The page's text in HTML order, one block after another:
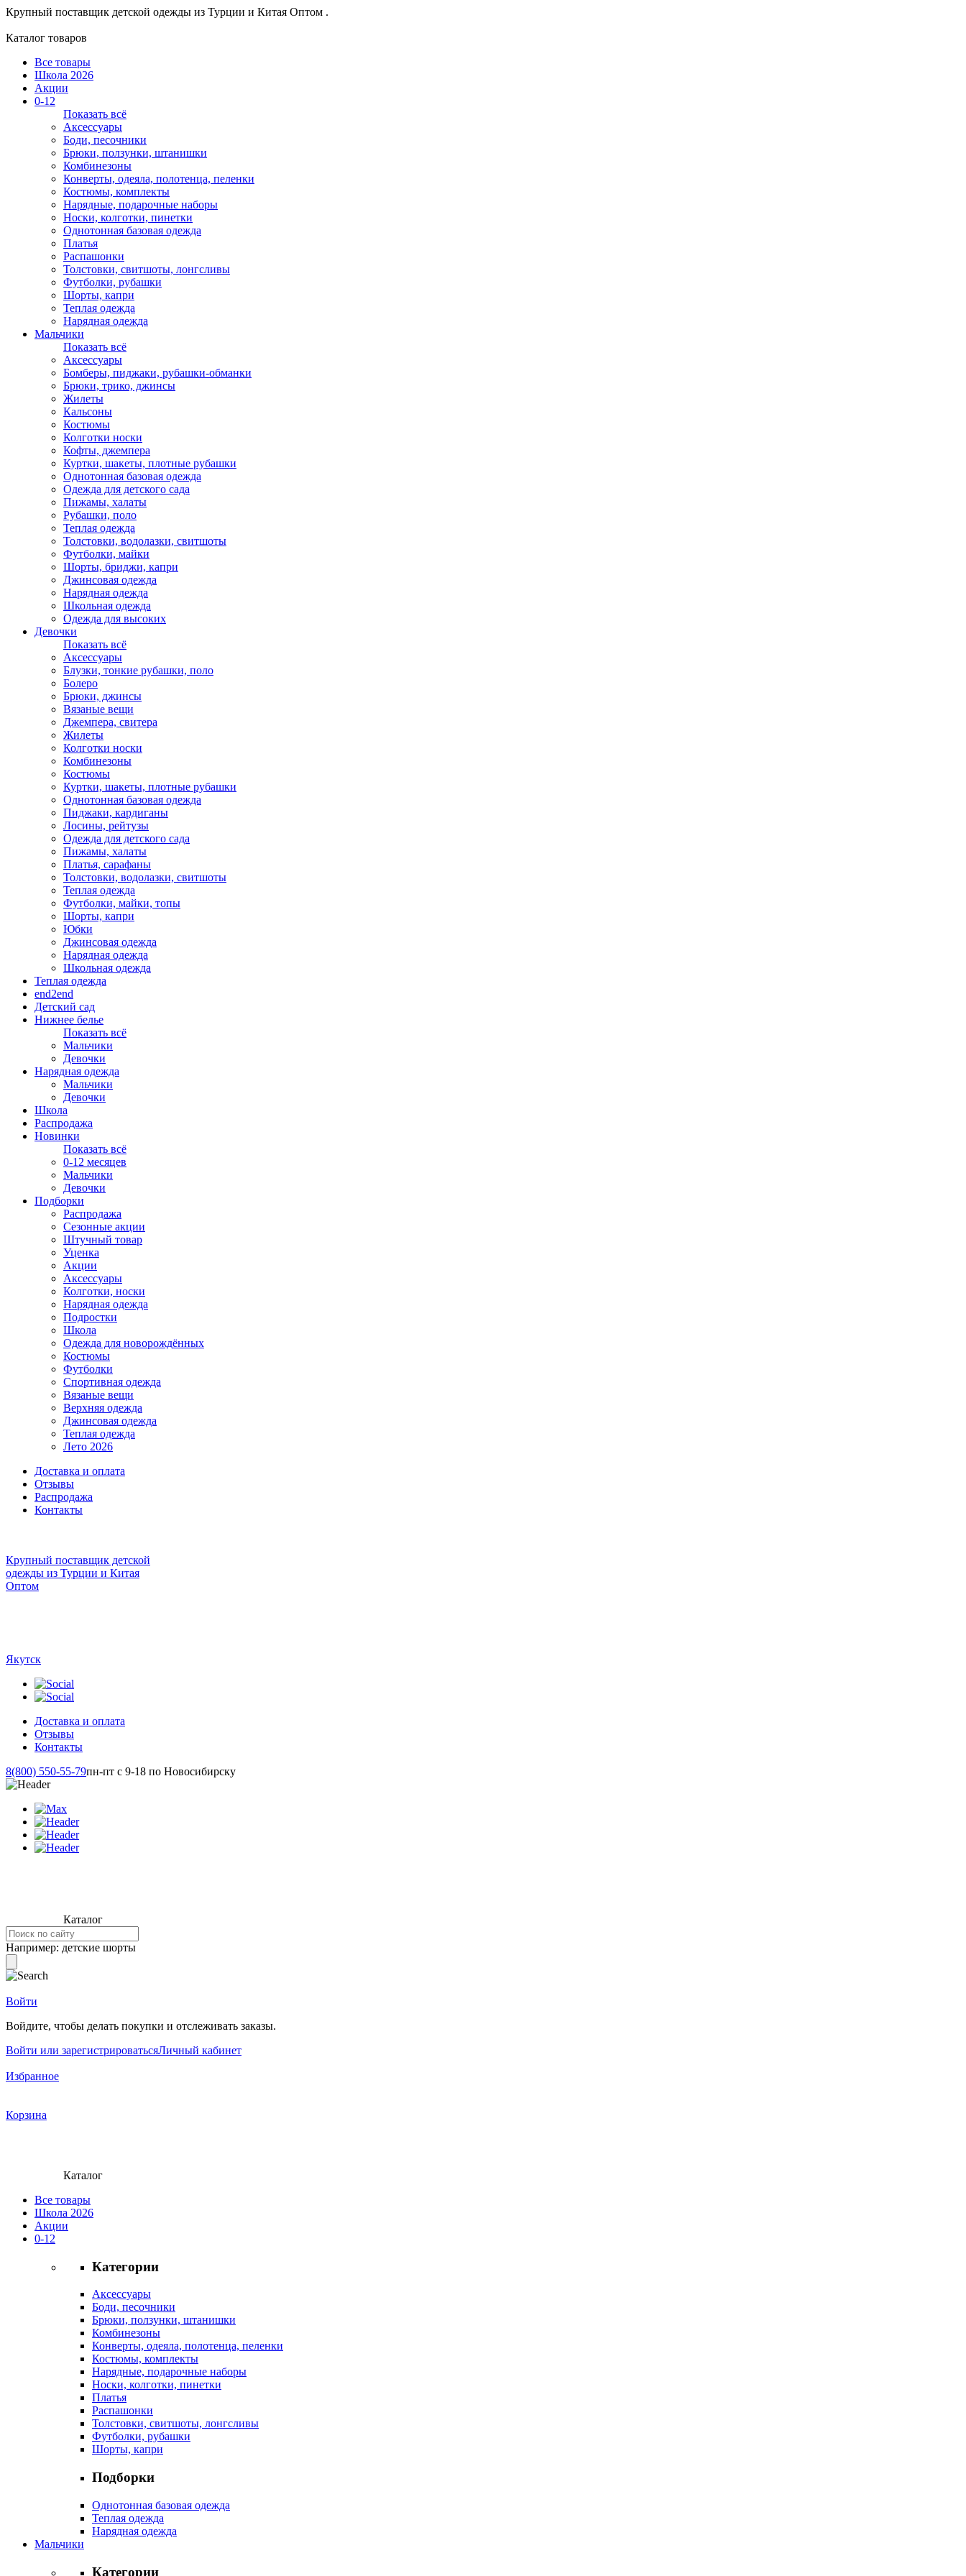
Крупный поставщик детской одежды из Турции и Китая Оптом .
Каталог товаров
Все товары
Школа 2026
Акции
0-12
Показать всё
Аксессуары
Боди, песочники
Брюки, ползунки, штанишки
Комбинезоны
Конверты, одеяла, полотенца, пеленки
Костюмы, комплекты
Нарядные, подарочные наборы
Носки, колготки, пинетки
Однотонная базовая одежда
Платья
Распашонки
Толстовки, свитшоты, лонгсливы
Футболки, рубашки
Шорты, капри
Теплая одежда
Нарядная одежда
Мальчики
Показать всё
Аксессуары
Бомберы, пиджаки, рубашки-обманки
Брюки, трико, джинсы
Жилеты
Кальсоны
Костюмы
Колготки носки
Кофты, джемпера
Куртки, шакеты, плотные рубашки
Однотонная базовая одежда
Одежда для детского сада
Пижамы, халаты
Рубашки, поло
Теплая одежда
Толстовки, водолазки, свитшоты
Футболки, майки
Шорты, бриджи, капри
Джинсовая одежда
Нарядная одежда
Школьная одежда
Одежда для высоких
Девочки
Показать всё
Аксессуары
Блузки, тонкие рубашки, поло
Болеро
Брюки, джинсы
Вязаные вещи
Джемпера, свитера
Жилеты
Колготки носки
Комбинезоны
Костюмы
Куртки, шакеты, плотные рубашки
Однотонная базовая одежда
Пиджаки, кардиганы
Лосины, рейтузы
Одежда для детского сада
Пижамы, халаты
Платья, сарафаны
Толстовки, водолазки, свитшоты
Теплая одежда
Футболки, майки, топы
Шорты, капри
Юбки
Джинсовая одежда
Нарядная одежда
Школьная одежда
Теплая одежда
end2end
Детский сад
Нижнее белье
Показать всё
Мальчики
Девочки
Нарядная одежда
Мальчики
Девочки
Школа
Распродажа
Новинки
Показать всё
0-12 месяцев
Мальчики
Девочки
Подборки
Распродажа
Сезонные акции
Штучный товар
Уценка
Акции
Аксессуары
Колготки, носки
Нарядная одежда
Подростки
Школа
Одежда для новорождённых
Костюмы
Футболки
Спортивная одежда
Вязаные вещи
Верхняя одежда
Джинсовая одежда
Теплая одежда
Лето 2026
Доставка и оплата
Отзывы
Распродажа
Контакты
Крупный поставщик детской
одежды из Турции и Китая
Оптом
Якутск
Доставка и оплата
Отзывы
Контакты
8(800) 550-55-79пн-пт с 9-18 по Новосибирску
Каталог
Например: детские шорты
Войти
Войдите, чтобы делать покупки и отслеживать заказы.
Войти или зарегистрироватьсяЛичный кабинет
Избранное
Корзина
Каталог
Все товары
Школа 2026
Акции
0-12
Категории
Аксессуары
Боди, песочники
Брюки, ползунки, штанишки
Комбинезоны
Конверты, одеяла, полотенца, пеленки
Костюмы, комплекты
Нарядные, подарочные наборы
Носки, колготки, пинетки
Платья
Распашонки
Толстовки, свитшоты, лонгсливы
Футболки, рубашки
Шорты, капри
Подборки
Однотонная базовая одежда
Теплая одежда
Нарядная одежда
Мальчики
Категории